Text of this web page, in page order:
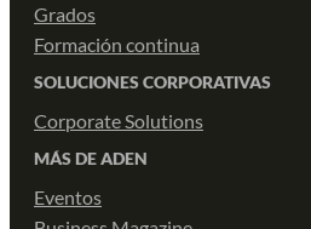
Grados
Formación continua
SOLUCIONES CORPORATIVAS
Corporate Solutions
MÁS DE ADEN
Eventos